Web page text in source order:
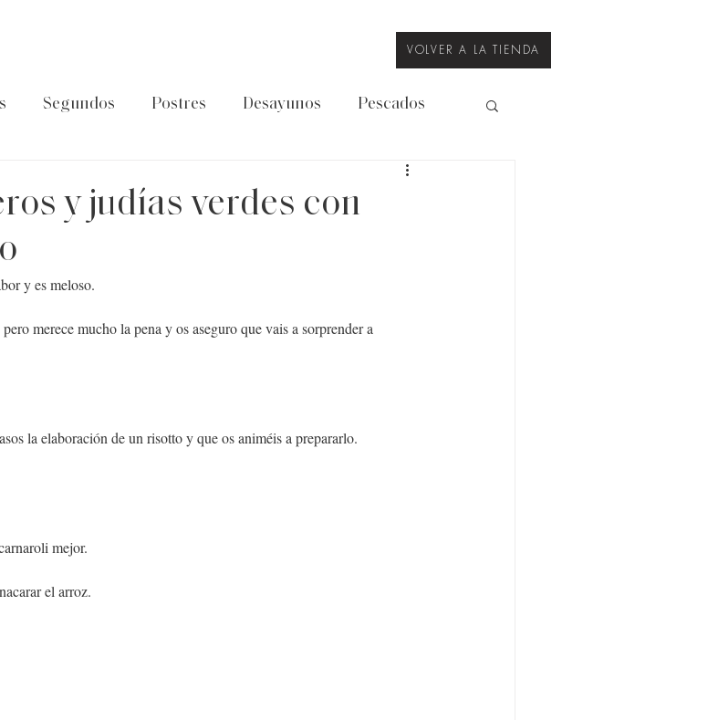
VOLVER A LA TIENDA
Segundos Postres Desayunos Pescados
Legumbres
y judías verdes con
y es meloso.
merece mucho la pena y os aseguro que vais a sorprender a
la elaboración de un risotto y que os animéis a prepararlo.
mejor.
el arroz.